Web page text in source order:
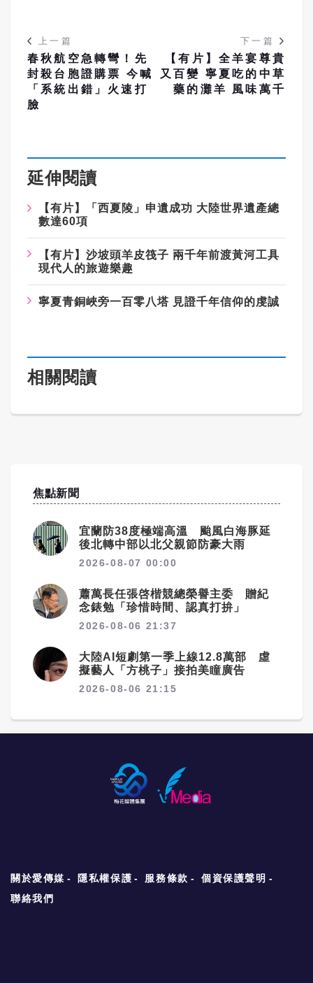
上一篇
春秋航空急轉彎！先
封殺台胞證購票 今喊
「系統出錯」火速打
臉
下一篇
【有片】全羊宴尊貴
又百變 寧夏吃的中草
藥的灘羊 風味萬千
延伸閱讀
【有片】「西夏陵」申遺成功 大陸世界遺產總
數達60項
【有片】沙坡頭羊皮筏子 兩千年前渡黃河工具
現代人的旅遊樂趣
寧夏青銅峽旁一百零八塔 見證千年信仰的虔誠
相關閱讀
焦點新聞
宜蘭防38度極端高溫 颱風白海豚延
後北轉中部以北父親節防豪大雨
2026-08-07 00:00
蕭萬長任張啓楷競總榮譽主委 贈紀
念錶勉「珍惜時間、認真打拚」
2026-08-06 21:37
大陸AI短劇第一季上線12.8萬部 虛
擬藝人「方桃子」接拍美瞳廣告
2026-08-06 21:15
關於愛傳媒 隱私權保護 服務條款
個資保護聲明
聯絡我們